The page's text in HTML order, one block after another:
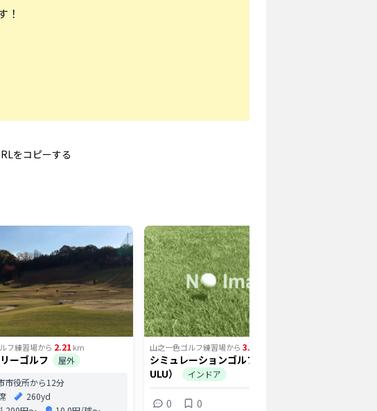
！
をコピーする
フ練習場から 2.21 km
ーゴルフ
屋外
市役所から12分
260yd
山之一色ゴルフ練習場から 3.58
シミュレーションゴルフ ウル（GOLF
ULU）
インドア
0 0